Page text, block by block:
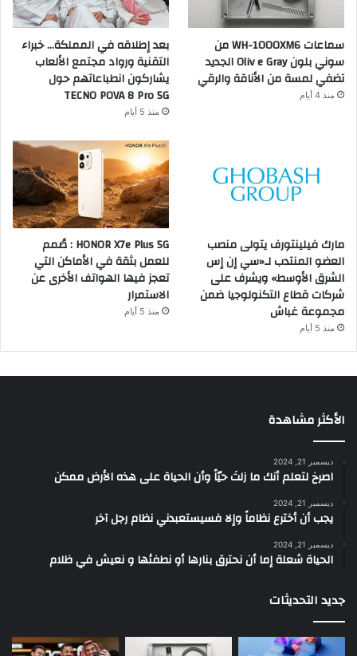
سماعات WH-1000XM6 من
سوني بلون Oliv e Gray الجديد
تضفي لمسة من الأناقة والرقي
منذ 4 أيام
بعد إطلاقه في المملكة… خبراء
التقنية ورواد مجتمع الألعاب
يشاركون انطباعاتهم حول
TECNO POVA 8 Pro 5G
منذ 5 أيام
مارك فيلينتورف يتولى منصب
العضو المنتدب لـ«سي إن إس
الشرق الأوسط» ويشرف على
شركات قطاع التكنولوجيا ضمن
مجموعة غباش
منذ 5 أيام
HONOR X7e Plus 5G : صُمم
للعمل بثقة في الأماكن التي
تعجز فيها الهواتف الأخرى عن
الاستمرار
منذ 5 أيام
الأكثر مشاهدة
ديسمبر 21, 2024
‫اصرخ لتعلم أنك ما زلتَ حيّاً وأن الحياة على هذه الأرض ممكن
ديسمبر 21, 2024
يجب أن أخترع نظاماً وإلا فسيستعبدني نظام رجل آخر
ديسمبر 21, 2024
الحياة شعلة إما أن نحترق بنارها أو نطفئها و نعيش في ظلام
جديد التحديثات